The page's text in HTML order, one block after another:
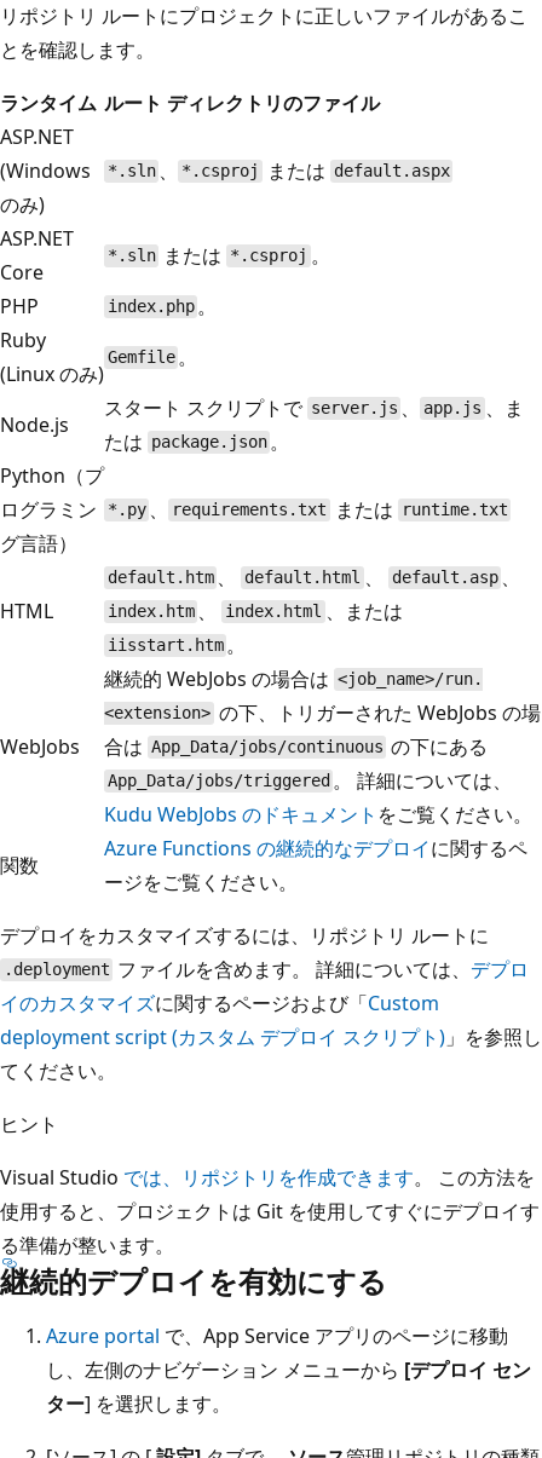
リポジトリ ルートにプロジェクトに正しいファイルがあるこ
とを確認します。
ランタイム ルート ディレクトリのファイル
ASP.NET
(Windows
のみ)
*.sln 、 *.csproj または default.aspx
ASP.NET
Core
*.sln または *.csproj 。
PHP
index.php 。
Ruby
(Linux のみ)
Gemfile 。
Node.js
スタート スクリプトで server.js 、 app.js 、ま
たは package.json 。
Python（プ
ログラミン
グ言語）
*.py 、 requirements.txt または runtime.txt
HTML
default.htm 、 default.html 、 default.asp 、
index.htm 、 index.html 、または
iisstart.htm 。
WebJobs
継続的 WebJobs の場合は <job_name>/run.
<extension> の下、トリガーされた WebJobs の場
合は App_Data/jobs/continuous の下にある
App_Data/jobs/triggered 。 詳細については、
Kudu WebJobs のドキュメント をご覧ください。
関数
Azure Functions の継続的なデプロイに関するペ
ージをご覧ください。
デプロイをカスタマイズするには、リポジトリ ルートに
.deployment ファイルを含めます。 詳細については、 デプロ
イのカスタマイズに関するページおよび「Custom
deployment script (カスタム デプロイ スクリプト) 」を参照し
てください。
ヒント
Visual Studio では、リポジトリを作成できます。 この方法を
使用すると、プロジェクトは Git を使用してすぐにデプロイす
る準備が整います。
継続的デプロイを有効にする
Azure portal で、App Service アプリのページに移動
し、左側のナビゲーション メニューから [デプロイ セン
ター] を選択します。